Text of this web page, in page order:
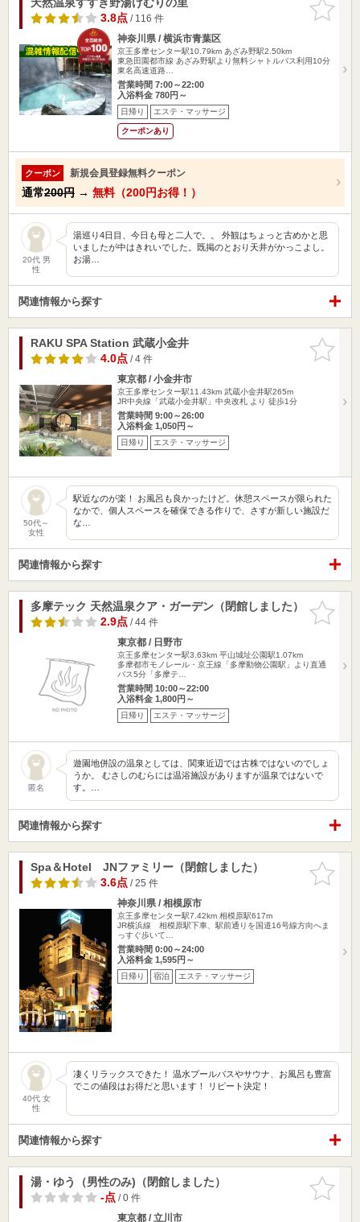
りに追加
3.8点/ 116 件
神奈川県 / 横浜市青葉区
京王多摩センター駅10.79km あざみ野駅2.50km
東急田園都市線 あざみ野駅より無料シャトルバス利用10分
東名高速道路…
営業時間 7:00～22:00
入浴料金 780円～
日帰り エステ・マッサージ
クーポンあり
クーポン 新規会員登録無料クーポン
通常200円 → 無料（200円お得！）
20代 男
性
湯巡り4日目、今日も母と二人で。。 外観はちょっと古めかと思
いましたが中はきれいでした。既掲のとおり天井がかっこよし。
お湯…
関連情報から探す
お気に入
りに追加
RAKU SPA Station 武蔵小金井
4.0点/ 4 件
東京都 / 小金井市
京王多摩センター駅11.43km 武蔵小金井駅265m
JR中央線「武蔵小金井駅」中央改札 より 徒歩1分
営業時間 9:00～26:00
入浴料金 1,050円～
日帰り エステ・マッサージ
50代～
女性
駅近なのが楽！ お風呂も良かったけど。休憩スペースが限られた
なかで、個人スペースを確保できる作りで、さすが新しい施設だ
な…
関連情報から探す
お気に入
りに追加
多摩テック 天然温泉クア・ガーデン（閉館しました）
2.9点/ 44 件
東京都 / 日野市
京王多摩センター駅3.63km 平山城址公園駅1.07km
多摩都市モノレール・京王線「多摩動物公園駅」より直通
バス5分「多摩テ…
営業時間 10:00～22:00
入浴料金 1,800円～
日帰り エステ・マッサージ
匿名
遊園地併設の温泉としては、関東近辺では古株ではないのでしょ
うか。 むさしのむらには温浴施設がありますが温泉ではないで
す。…
関連情報から探す
お気に入
りに追加
Spa＆Hotel JNファミリー（閉館しました）
3.6点/ 25 件
神奈川県 / 相模原市
京王多摩センター駅7.42km 相模原駅617m
JR横浜線 相模原駅下車、駅前通りを国道16号線方向へま
っすぐ歩いて…
営業時間 0:00～24:00
入浴料金 1,595円～
日帰り 宿泊 エステ・マッサージ
40代 女
性
凄くリラックスできた！ 温水プールバスやサウナ、お風呂も豊富
でこの値段はお得だと思います！ リピート決定！
関連情報から探す
お気に入
りに追加
湯・ゆう（男性のみ)（閉館しました）
-点/ 0 件
東京都 / 立川市